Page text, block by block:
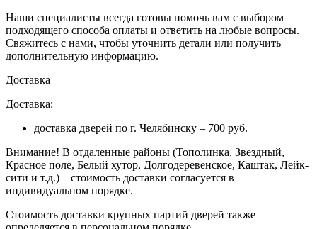
Наши специалисты всегда готовы помочь вам с выбором
подходящего способа оплаты и ответить на любые вопросы.
Свяжитесь с нами, чтобы уточнить детали или получить
дополнительную информацию.
Доставка
Доставка:
доставка дверей по г. Челябинску – 700 руб.
Внимание! В отдаленные районы (Тополинка, Звездный,
Красное поле, Белый хутор, Долгодеревенское, Каштак, Лейк-
сити и т.д.) – стоимость доставки согласуется в
индивидуальном порядке.
Стоимость доставки крупных партий дверей также